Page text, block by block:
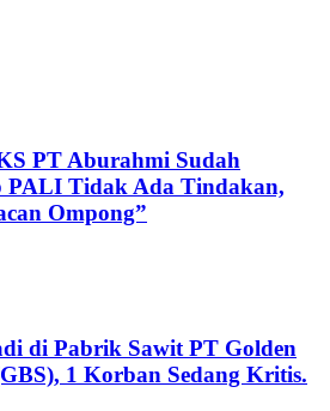
PT Aburahmi Sudah
PALI Tidak Ada Tindakan,
Ompong”
di Pabrik Sawit PT Golden
1 Korban Sedang Kritis.